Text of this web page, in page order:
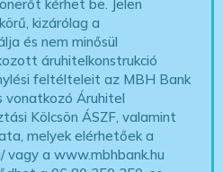
kérhet be. Jelen
kizárólag a
és nem minősül
áruhitelkonstrukció
feltélteleit az MBH Bank
vonatkozó Áruhitel
Kölcsön ÁSZF, valamint
melyek elérhetőek a
vagy a www.mbhbank.hu